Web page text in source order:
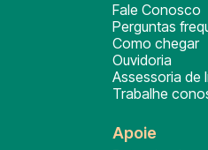
Fale Conosco
Perguntas
Como chegar
Ouvidoria
Assessoria de
Trabalhe
Apoie